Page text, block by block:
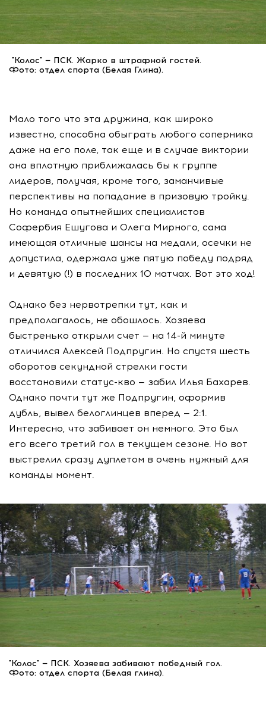
"Колос" — ПСК. Жарко в штрафной гостей.
Фото: отдел спорта (Белая Глина).
Мало того что эта дружина, как широко
известно, способна обыграть любого соперника
даже на его поле, так еще и в случае виктории
она вплотную приближалась бы к группе
лидеров, получая, кроме того, заманчивые
перспективы на попадание в призовую тройку.
Но команда опытнейших специалистов
Софербия Ешугова и Олега Мирного, сама
имеющая отличные шансы на медали, осечки не
допустила, одержала уже пятую победу подряд
и девятую (!) в последних 10 матчах. Вот это ход!
Однако без нервотрепки тут, как и
предполагалось, не обошлось. Хозяева
быстренько открыли счет — на 14-й минуте
отличился Алексей Подпругин. Но спустя шесть
оборотов секундной стрелки гости
восстановили статус-кво — забил Илья Бахарев.
Однако почти тут же Подпругин, оформив
дубль, вывел белоглинцев вперед — 2:1.
Интересно, что забивает он немного. Это был
его всего третий гол в текущем сезоне. Но вот
выстрелил сразу дуплетом в очень нужный для
команды момент.
"Колос" — ПСК. Хозяева забивают победный гол.
Фото: отдел спорта (Белая глина).